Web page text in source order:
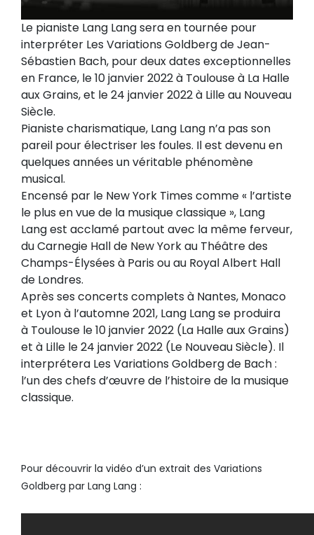
Le pianiste Lang Lang sera en tournée pour
interpréter Les Variations Goldberg de Jean-
Sébastien Bach, pour deux dates exceptionnelles
en France, le 10 janvier 2022 à Toulouse à La Halle
aux Grains, et le 24 janvier 2022 à Lille au Nouveau
Siècle.
Pianiste charismatique, Lang Lang n’a pas son
pareil pour électriser les foules. Il est devenu en
quelques années un véritable phénomène
musical.
Encensé par le New York Times comme « l’artiste
le plus en vue de la musique classique », Lang
Lang est acclamé partout avec la même ferveur,
du Carnegie Hall de New York au Théâtre des
Champs-Élysées à Paris ou au Royal Albert Hall
de Londres.
Après ses concerts complets à Nantes, Monaco
et Lyon à l’automne 2021, Lang Lang se produira
à Toulouse le 10 janvier 2022 (La Halle aux Grains)
et à Lille le 24 janvier 2022 (Le Nouveau Siècle). Il
interprétera Les Variations Goldberg de Bach :
l’un des chefs d’œuvre de l’histoire de la musique
classique.
Pour découvrir la vidéo d’un extrait des Variations
Goldberg par Lang Lang :